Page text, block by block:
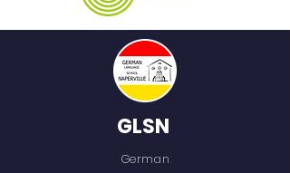
GLSN
German